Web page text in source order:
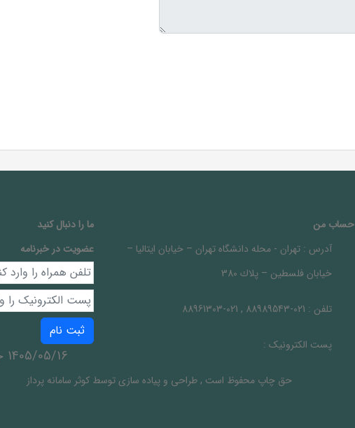
حساب من
آدرس : تهران - محله دانشگاه تهران – خيابان ايتاليا –
خيابان فلسطين – پلاك 380
تلفن : 021-88989543 , 021-88961303
پست الکترونیک :
ما را دنبال کنيد
عضویت در خبرنامه
ثبت نام
1405/05/16 جمعه
حق چاپ محفوظ است ,طراحی و پیاده سازی توسطکوثر سامانه پرداز